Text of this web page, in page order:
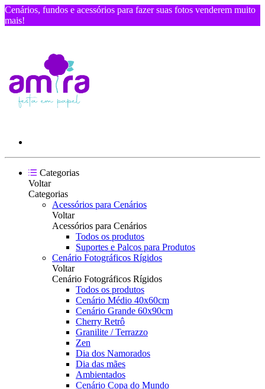
Cenários, fundos e acessórios para fazer suas fotos venderem muito
mais!
Categorias
Voltar
Categorias
Acessórios para Cenários
Voltar
Acessórios para Cenários
Todos os produtos
Suportes e Palcos para Produtos
Cenário Fotográficos Rígidos
Voltar
Cenário Fotográficos Rígidos
Todos os produtos
Cenário Médio 40x60cm
Cenário Grande 60x90cm
Cherry Retrô
Granilite / Terrazzo
Zen
Dia dos Namorados
Dia das mães
Ambientados
Cenário Copa do Mundo